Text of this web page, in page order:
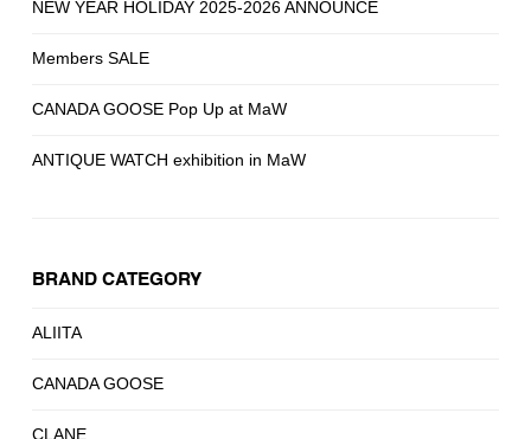
NEW YEAR HOLIDAY 2025-2026 ANNOUNCE
Members SALE
CANADA GOOSE Pop Up at MaW
ANTIQUE WATCH exhibition in MaW
BRAND CATEGORY
ALIITA
CANADA GOOSE
CLANE